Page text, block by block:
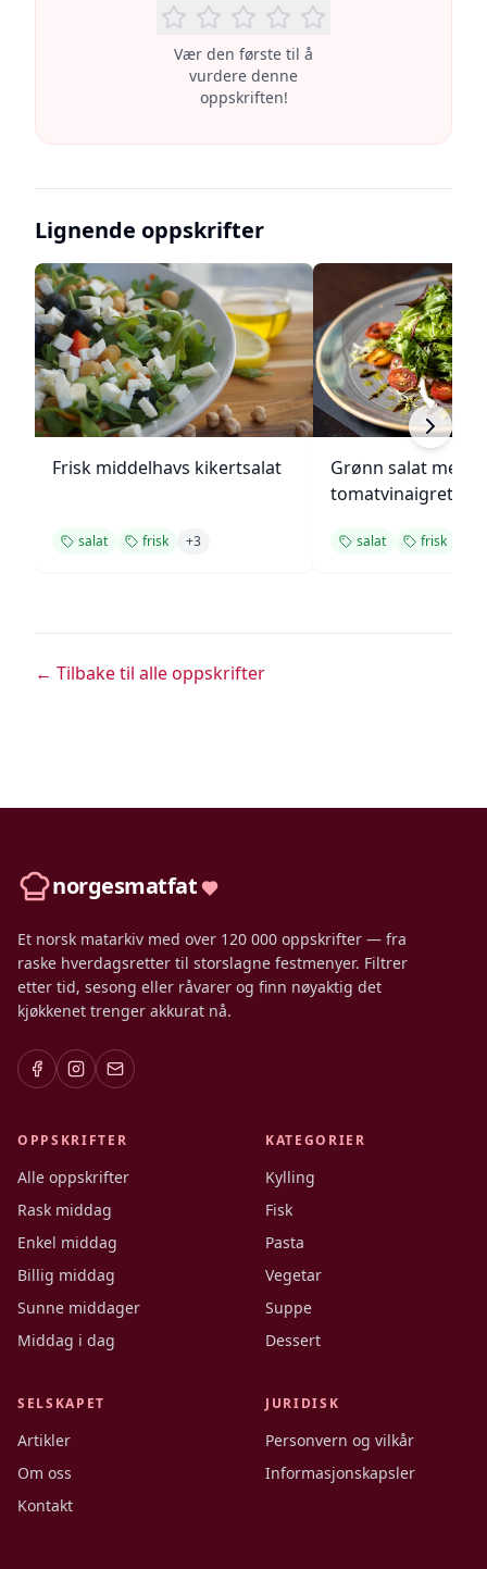
Vær den første til å
vurdere denne
oppskriften!
Lignende oppskrifter
Frisk middelhavs kikertsalat
salat frisk +3
Grønn salat med
tomatvinaigrette
salat frisk
← Tilbake til alle oppskrifter
norgesmatfat
Et norsk matarkiv med over 120 000 oppskrifter — fra
raske hverdagsretter til storslagne festmenyer. Filtrer
etter tid, sesong eller råvarer og finn nøyaktig det
kjøkkenet trenger akkurat nå.
OPPSKRIFTER
Alle oppskrifter
Rask middag
Enkel middag
Billig middag
Sunne middager
Middag i dag
KATEGORIER
Kylling
Fisk
Pasta
Vegetar
Suppe
Dessert
SELSKAPET
Artikler
Om oss
Kontakt
JURIDISK
Personvern og vilkår
Informasjonskapsler